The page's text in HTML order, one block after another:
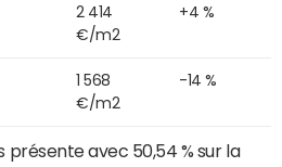
2 414
€/m2
+4 %
1 568
€/m2
-14 %
présente avec 50,54 % sur la